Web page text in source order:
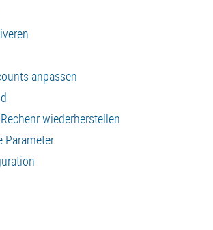
anpassen
wiederherstellen
Parameter